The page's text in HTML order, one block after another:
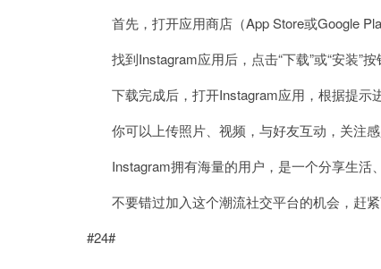
首先，打开应用商店（App Store或Google
找到Instagram应用后，点击“下载”或“安装”按
下载完成后，打开Instagram应用，根据提示进
你可以上传照片、视频，与好友互动，关注感
Instagram拥有海量的用户，是一个分享生活、
不要错过加入这个潮流社交平台的机会，赶紧
#24#